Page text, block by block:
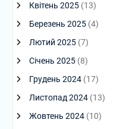
Квітень 2025(13)
Березень 2025(4)
Лютий 2025(7)
Січень 2025(8)
Грудень 2024(17)
Листопад 2024(13)
Жовтень 2024(10)